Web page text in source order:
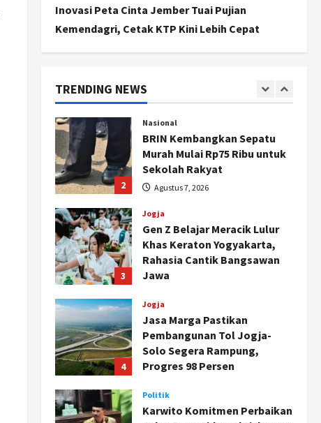
Inovasi Peta Cinta Jember Tuai Pujian
Kemendagri, Cetak KTP Kini Lebih Cepat
TRENDING NEWS
Agustus 6, 2026
1
Politik
Segera Keluar
2
Nasional
BRIN Kembangkan Sepatu
Murah Mulai Rp75 Ribu untuk
Sekolah Rakyat
Agustus 7, 2026
3
Jogja
Gen Z Belajar Meracik Lulur
Khas Keraton Yogyakarta,
Rahasia Cantik Bangsawan
Jawa
4
Jogja
Jasa Marga Pastikan
Pembangunan Tol Jogja-
Solo Segera Rampung,
Progres 98 Persen
Politik
Karwito Komitmen Perbaikan